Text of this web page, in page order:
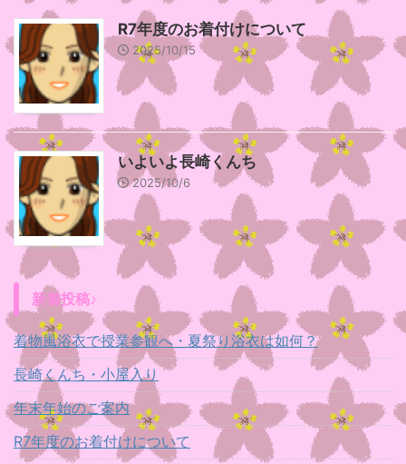
R7年度のお着付けについて
2025/10/15
いよいよ長崎くんち
2025/10/6
新着投稿♪
着物風浴衣で授業参観へ・夏祭り浴衣は如何？
長崎くんち・小屋入り
年末年始のご案内
R7年度のお着付けについて